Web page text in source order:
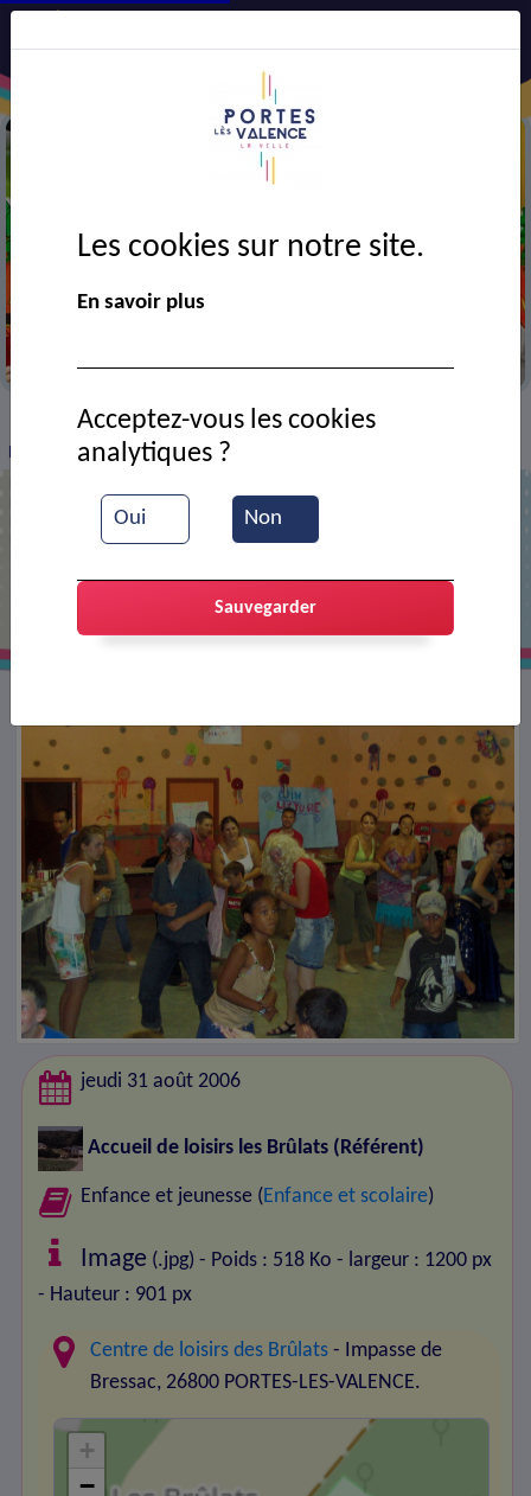
> VIE MUNICIPALE > Ressources documentaires
Repas dansant au centre de loisirs
jeudi 31 août 2006
Accueil de loisirs les Brûlats (Référent)
Enfance et jeunesse ( Enfance et scolaire)
Image (.jpg) - Poids : 518 Ko - largeur : 1200 px
- Hauteur : 901 px
Centre de loisirs des Brûlats - Impasse de
Bressac, 26800 PORTES-LES-VALENCE.
+
−
Les cookies sur notre site.
En savoir plus
Oui Non
Acceptez-vous les cookies
analytiques ?
Sauvegarder